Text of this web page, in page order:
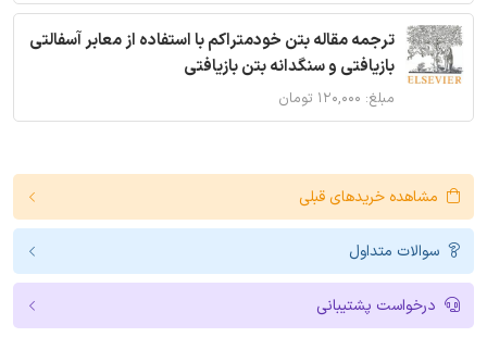
ترجمه مقاله بتن خودمتراکم با استفاده از معابر آسفالتی
بازیافتی و سنگدانه بتن بازیافتی
مبلغ: ۱۲۰,۰۰۰ تومان
مشاهده خریدهای قبلی
سوالات متداول
درخواست پشتیبانی